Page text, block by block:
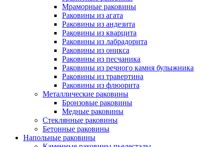
Мраморные раковины
Раковины из агата
Раковины из андезита
Раковины из кварцита
Раковины из лабрадорита
Раковины из оникса
Раковины из песчаника
Раковины из речного камня булыжника
Раковины из травертина
Раковины из флюорита
Металлические раковины
Бронзовые раковины
Медные раковины
Стеклянные раковины
Бетонные раковины
Напольные раковины